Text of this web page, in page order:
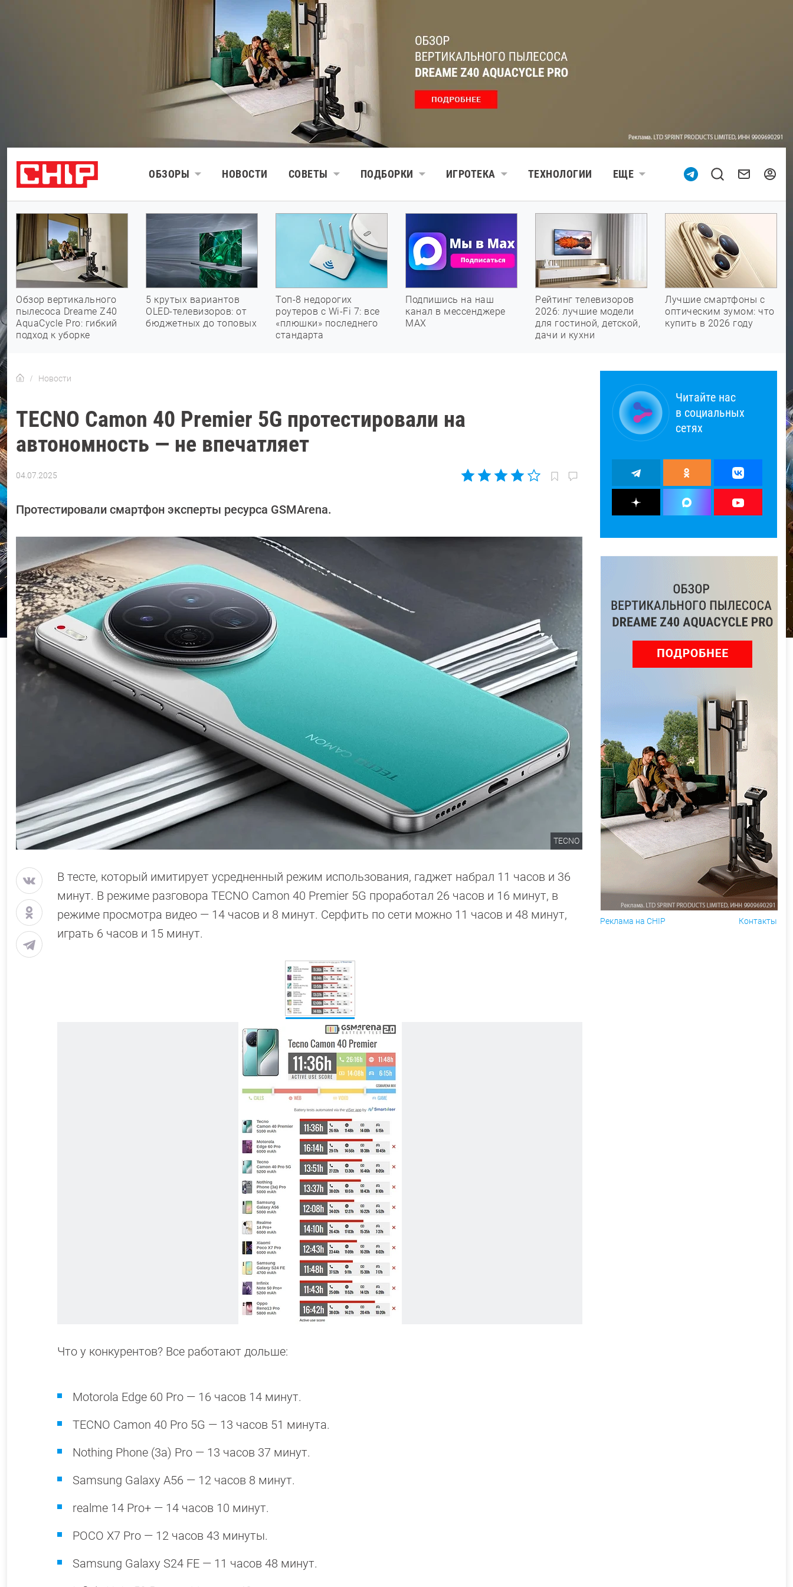
ОБЗОРЫ НОВОСТИ СОВЕТЫ ПОДБОРКИ ИГРОТЕКА ТЕХНОЛОГИИ ЕЩЕ
Обзор вертикального
пылесоса Dreame Z40
AquaCycle Pro: гибкий
подход к уборке
5 крутых вариантов
OLED-телевизоров: от
бюджетных до топовых
Топ-8 недорогих
роутеров с Wi-Fi 7: все
«плюшки» последнего
стандарта
Подпишись на наш
канал в мессенджере
МАХ
Рейтинг телевизоров
2026: лучшие модели
для гостиной, детской,
дачи и кухни
Лучшие смартфоны с
оптическим зумом: что
купить в 2026 году
Новости
TECNO Camon 40 Premier 5G протестировали на
автономность — не впечатляет
04.07.2025
Калашников
Протестировали смартфон эксперты ресурса GSMArena.
TECNO
В тесте, который имитирует усредненный режим использования, гаджет набрал 11 часов и 36
минут. В режиме разговора TECNO Camon 40 Premier 5G проработал 26 часов и 16 минут, в
режиме просмотра видео — 14 часов и 8 минут. Серфить по сети можно 11 часов и 48 минут,
играть 6 часов и 15 минут.
Что у конкурентов? Все работают дольше:
Motorola Edge 60 Pro — 16 часов 14 минут.
TECNO Camon 40 Pro 5G — 13 часов 51 минута.
Nothing Phone (3a) Pro — 13 часов 37 минут.
Samsung Galaxy A56 — 12 часов 8 минут.
realme 14 Pro+ — 14 часов 10 минут.
POCO X7 Pro — 12 часов 43 минуты.
Samsung Galaxy S24 FE — 11 часов 48 минут.
Читайте нас
в социальных
сетях
Реклама на CHIP Контакты